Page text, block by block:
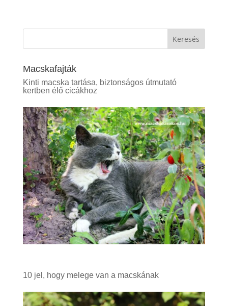
Keresés
Macskafajták
Kinti macska tartása, biztonságos útmutató
kertben élő cicákhoz
10 jel, hogy melege van a macskának